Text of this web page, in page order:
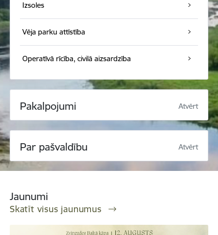
Izsoles
Vēja parku attīstība
Operatīvā rīcība, civilā aizsardzība
Pakalpojumi Atvērt
Par pašvaldību Atvērt
Jaunumi
Skatīt visus jaunumus